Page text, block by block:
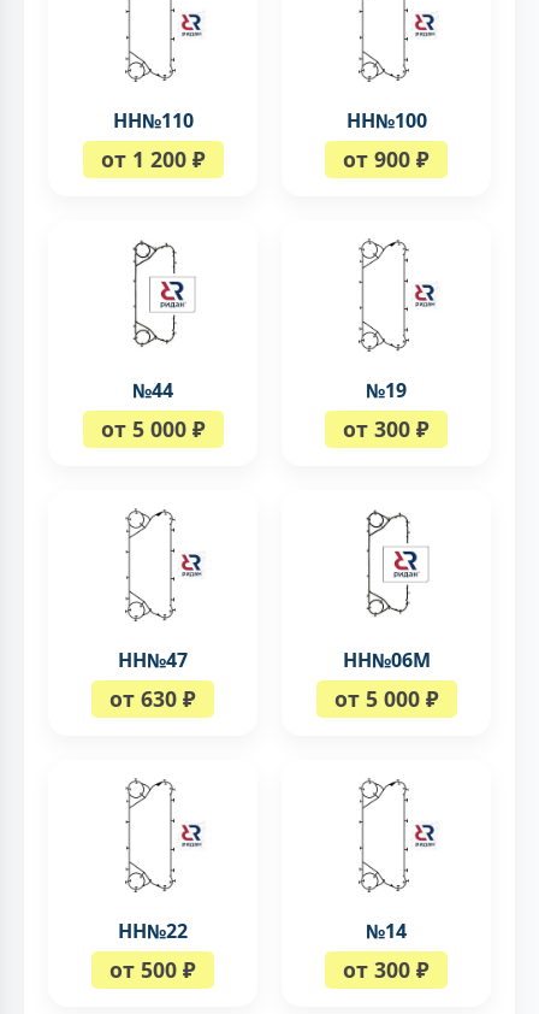
НН№110
от 1 200 ₽
НН№100
от 900 ₽
№44
от 5 000 ₽
№19
от 300 ₽
НН№47
от 630 ₽
НН№06М
от 5 000 ₽
НН№22
от 500 ₽
№14
от 300 ₽